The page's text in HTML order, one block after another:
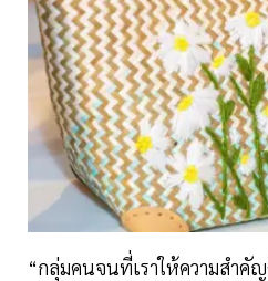
“กลุ่มคนจนที่เราให้ความสำคั